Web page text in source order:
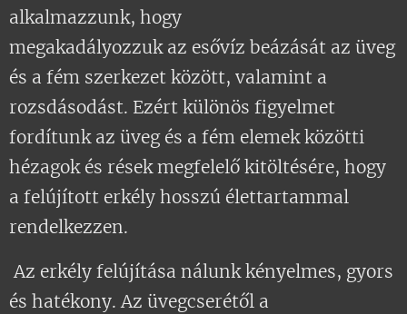
alkalmazzunk, hogy
megakadályozzuk az esővíz beázását az üveg
és a fém szerkezet között, valamint a
rozsdásodást. Ezért különös figyelmet
fordítunk az üveg és a fém elemek közötti
hézagok és rések megfelelő kitöltésére, hogy
a felújított erkély hosszú élettartammal
rendelkezzen.
Az erkély felújítása nálunk kényelmes, gyors
és hatékony. Az üvegcserétől a